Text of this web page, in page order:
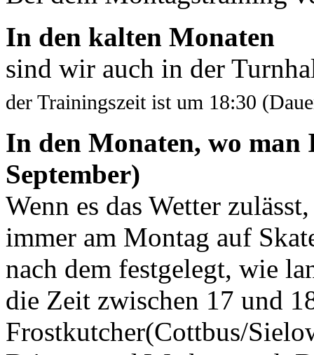
In den kalten Monaten
sind wir auch in der
der Trainingszeit ist um 18:30
In den Monaten, wo
September)
Wenn es das Wetter
immer am Montag auf
nach dem festgelegt, wie
die Zeit zwischen 17 und
Frostkutcher(Cottbus/